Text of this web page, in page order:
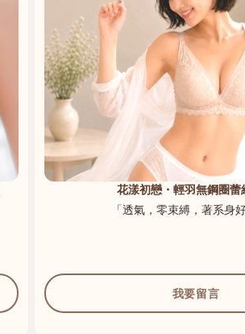
花漾初戀・輕羽無鋼圈蕾
「透氣，零束縛，著系身
我要留言